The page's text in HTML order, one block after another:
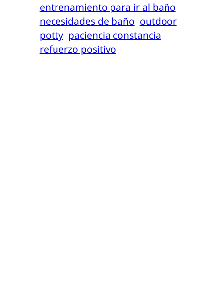
entrenamiento para ir al baño
necesidades de baño outdoor
potty paciencia constancia
refuerzo positivo